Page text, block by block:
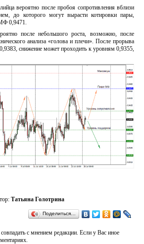
вероятно после пробоя сопротивления вблизи
до которого могут вырасти котировки пары,
0,9471.
после небольшого роста, возможно, после
анализа «голова и плечи». После прорыва
снижение может проходить к уровням 0,9355,
Татьяна Голотрина
Поделиться…
с мнением редакции. Если у Вас иное